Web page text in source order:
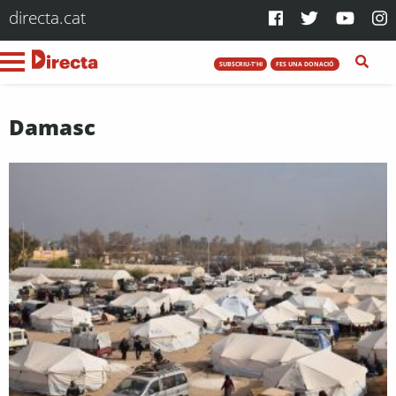
directa.cat
SUBSCRIU-T'HI FES UNA DONACIÓ
Damasc